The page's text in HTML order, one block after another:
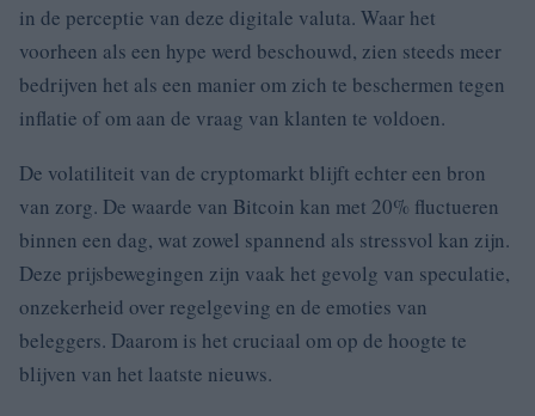
in de perceptie van deze digitale valuta. Waar het
voorheen als een hype werd beschouwd, zien steeds meer
bedrijven het als een manier om zich te beschermen tegen
inflatie of om aan de vraag van klanten te voldoen.
De volatiliteit van de cryptomarkt blijft echter een bron
van zorg. De waarde van Bitcoin kan met 20% fluctueren
binnen een dag, wat zowel spannend als stressvol kan zijn.
Deze prijsbewegingen zijn vaak het gevolg van speculatie,
onzekerheid over regelgeving en de emoties van
beleggers. Daarom is het cruciaal om op de hoogte te
blijven van het laatste nieuws.